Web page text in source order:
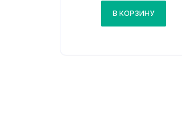
В КОРЗИНУ